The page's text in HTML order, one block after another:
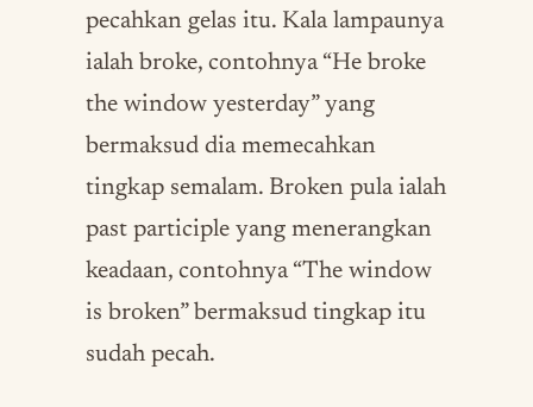
pecahkan gelas itu. Kala lampaunya
ialah broke, contohnya “He broke
the window yesterday” yang
bermaksud dia memecahkan
tingkap semalam. Broken pula ialah
past participle yang menerangkan
keadaan, contohnya “The window
is broken” bermaksud tingkap itu
sudah pecah.